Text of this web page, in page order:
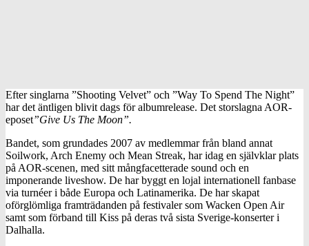
Efter singlarna ”Shooting Velvet” och ”Way To Spend The Night”
har det äntligen blivit dags för albumrelease. Det storslagna AOR-
eposet”Give Us The Moon”.
Bandet, som grundades 2007 av medlemmar från bland annat
Soilwork, Arch Enemy och Mean Streak, har idag en självklar plats
på AOR-scenen, med sitt mångfacetterade sound och en
imponerande liveshow. De har byggt en lojal internationell fanbase
via turnéer i både Europa och Latinamerika. De har skapat
oförglömliga framträdanden på festivaler som Wacken Open Air
samt som förband till Kiss på deras två sista Sverige-konserter i
Dalhalla.